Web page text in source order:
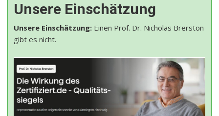
Unsere Einschätzung
Unsere Einschätzung: Einen Prof. Dr. Nicholas Brerston
gibt es nicht.